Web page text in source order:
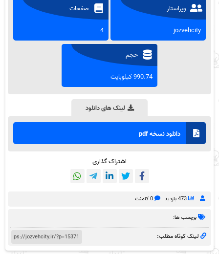
ویراستار
jozvehcity
صفحات
4
حجم
990.74 کیلوبایت
لینک های دانلود
دانلود نسخه pdf
اشتراک گذاری
473 بازدید 0 کامنت
برچسب ها:
لینک کوتاه مطلب: